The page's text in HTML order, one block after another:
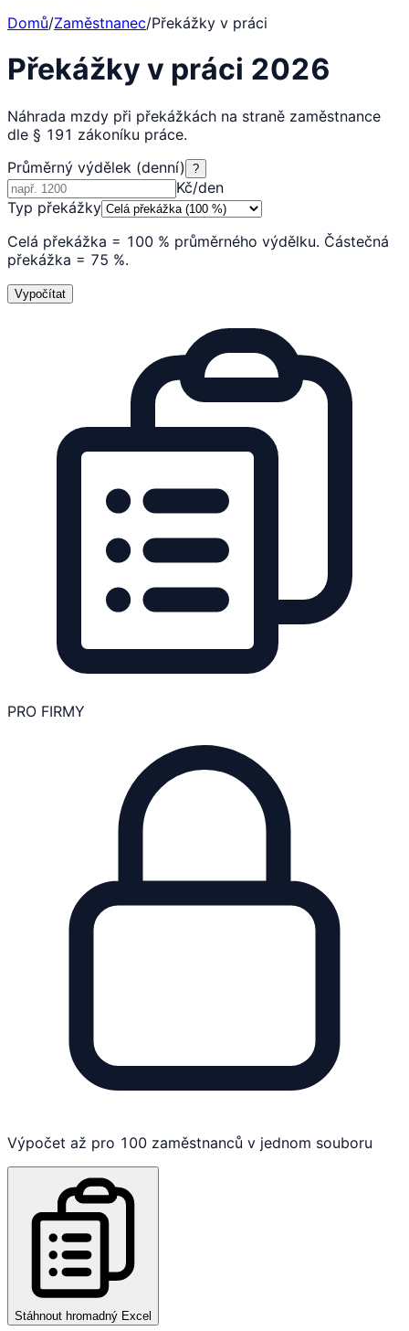
Domů/Zaměstnanec/Překážky v práci
Překážky v práci 2026
Náhrada mzdy při překážkách na straně zaměstnance
dle § 191 zákoníku práce.
Průměrný výdělek (denní)
?
Kč/den
Typ překážky
Celá překážka = 100 % průměrného výdělku. Částečná
překážka = 75 %.
Vypočítat
PRO FIRMY
Výpočet až pro 100 zaměstnanců v jednom souboru
Stáhnout hromadný Excel